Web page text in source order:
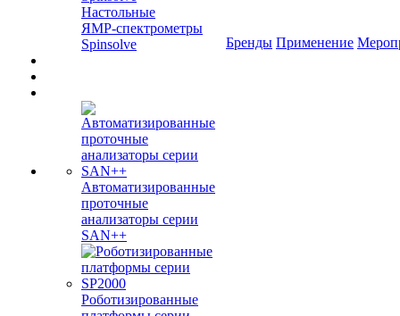
Настольные
ЯМР‑спектрометры
Spinsolve
Автоматизированные
проточные
анализаторы серии
SAN++
Роботизированные
Бренды Применение